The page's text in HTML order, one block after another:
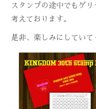
スタンプの途中でもゲ
考えております。
是非、楽しみにしていて